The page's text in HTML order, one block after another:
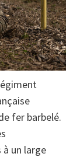
fer barbelé.
un large